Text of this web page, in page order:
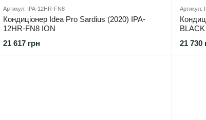
Артикул: IPA-12HR-FN8
Кондиціонер Idea Pro Sardius (2020) IPA-
12HR-FN8 ION
21 617 грн
Артикул:
BLACK
21 730